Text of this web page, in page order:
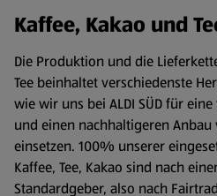
Kaffee, Kakao und
Die Produktion und die
Tee beinhaltet verschiedenste
wie wir uns bei ALDI SÜD für
und einen nachhaltigeren Anbau
einsetzen. 100% unserer
Kaffee, Tee, Kakao sind nach
Standardgeber, also nach